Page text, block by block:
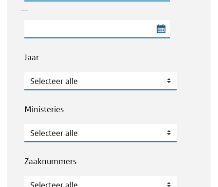
—
Jaar
Jaar
Ministeries
Ministeries
Zaaknummers
Zaaknummers